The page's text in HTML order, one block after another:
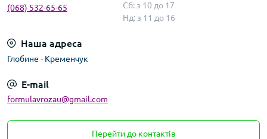
(068) 532-65-65
Сб: з 10 до 17
Нд: з 11 до 16
Наша адреса
Глобине - Кременчук
E-mail
formulavrozau@gmail.com
Перейти до контактів